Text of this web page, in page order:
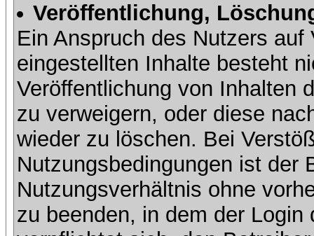
Veröffentlichung,
Ein Anspruch des Nutzers
eingestellten Inhalte besteht
Veröffentlichung von Inhalten
zu verweigern, oder diese
wieder zu löschen. Bei
Nutzungsbedingungen ist der
Nutzungsverhältnis ohne
zu beenden, in dem der